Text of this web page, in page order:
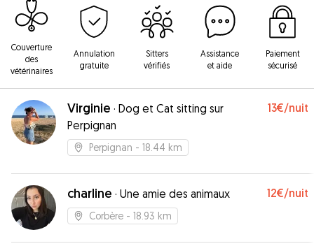
Couverture
des
vétérinaires
Annulation
gratuite
Sitters
vérifiés
Assistance
et aide
Paiement
sécurisé
Virginie · Dog et Cat sitting sur
Perpignan
13€/nuit
Perpignan - 18.44 km
charline · Une amie des animaux 12€/nuit
Corbère - 18.93 km